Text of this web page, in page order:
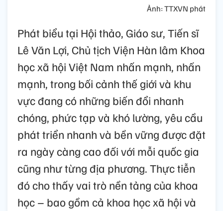
Ảnh: TTXVN phát
Phát biểu tại Hội thảo, Giáo sư, Tiến sĩ
Lê Văn Lợi, Chủ tịch Viện Hàn lâm Khoa
học xã hội Việt Nam nhấn mạnh, nhấn
mạnh, trong bối cảnh thế giới và khu
vực đang có những biến đổi nhanh
chóng, phức tạp và khó lường, yêu cầu
phát triển nhanh và bền vững được đặt
ra ngày càng cao đối với mỗi quốc gia
cũng như từng địa phương. Thực tiễn
đó cho thấy vai trò nền tảng của khoa
học – bao gồm cả khoa học xã hội và